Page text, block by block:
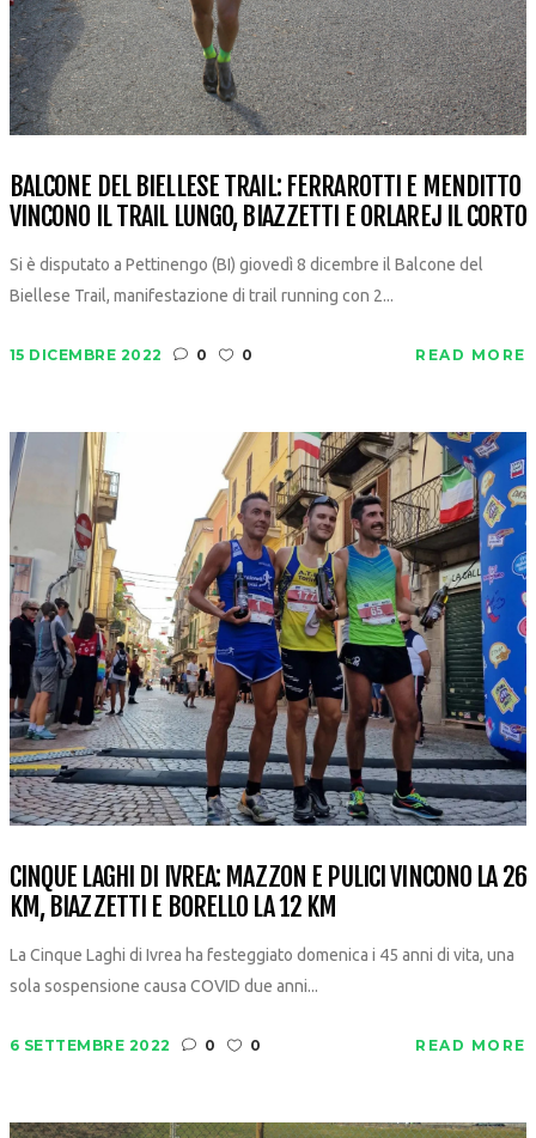
BALCONE DEL BIELLESE TRAIL: FERRAROTTI E MENDITTO
VINCONO IL TRAIL LUNGO, BIAZZETTI E ORLAREJ IL CORTO
Si è disputato a Pettinengo (BI) giovedì 8 dicembre il Balcone del
Biellese Trail, manifestazione di trail running con 2...
15 DICEMBRE 2022 0 0 READ MORE
CINQUE LAGHI DI IVREA: MAZZON E PULICI VINCONO LA 26
KM, BIAZZETTI E BORELLO LA 12 KM
La Cinque Laghi di Ivrea ha festeggiato domenica i 45 anni di vita, una
sola sospensione causa COVID due anni...
6 SETTEMBRE 2022 0 0 READ MORE